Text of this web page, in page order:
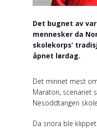
Det bugnet av
mennesker da
skolekorps’
åpnet lørdag.
Det minnet mest
Maraton, scenariet
Nesoddtangen
Da snora ble